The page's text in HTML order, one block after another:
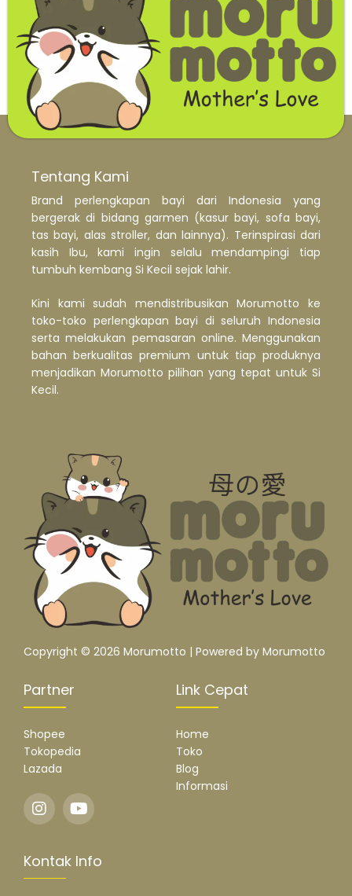
Tentang Kami
Brand perlengkapan bayi dari Indonesia yang
bergerak di bidang garmen (kasur bayi, sofa bayi,
tas bayi, alas stroller, dan lainnya). Terinspirasi dari
kasih Ibu, kami ingin selalu mendampingi tiap
tumbuh kembang Si Kecil sejak lahir.
Kini kami sudah mendistribusikan Morumotto ke
toko-toko perlengkapan bayi di seluruh Indonesia
serta melakukan pemasaran online. Menggunakan
bahan berkualitas premium untuk tiap produknya
menjadikan Morumotto pilihan yang tepat untuk Si
Kecil.
Copyright © 2026 Morumotto | Powered by Morumotto
Partner
Shopee
Tokopedia
Lazada
Link Cepat
Home
Toko
Blog
Informasi
Kontak Info